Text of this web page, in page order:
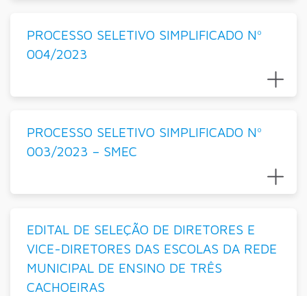
PROCESSO SELETIVO SIMPLIFICADO Nº
004/2023
PROCESSO SELETIVO SIMPLIFICADO Nº
003/2023 – SMEC
EDITAL DE SELEÇÃO DE DIRETORES E
VICE-DIRETORES DAS ESCOLAS DA REDE
MUNICIPAL DE ENSINO DE TRÊS
CACHOEIRAS